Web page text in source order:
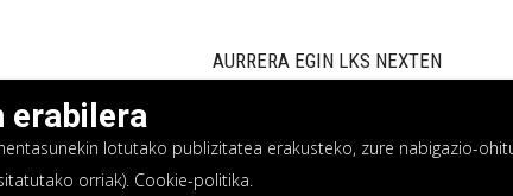
AURRERA EGIN LKS NEXTEN
erabilera
lotutako publizitatea erakusteko, zure nabigazio-
orriak). Cookie-politika.